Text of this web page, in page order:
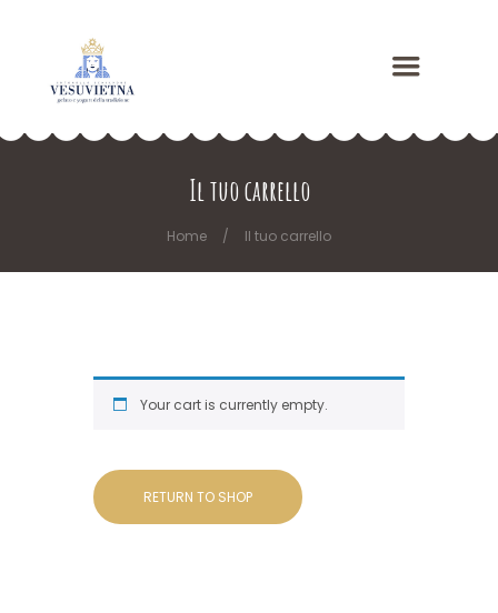
Il tuo carrello
Home Il tuo carrello
Your cart is currently empty.
RETURN TO SHOP